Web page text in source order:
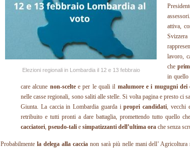
Elezioni regionali in Lombardia il 12 e 13 febbraio
attiva,
lavoro,
che
in quello
care alcune non-sceltee per le quali il malumore e i mugugni dei
nelle casse regionali, sono saliti alle stelle. Si volta pagina e presto ci
Giunta. La caccia in Lombardia guarda ipropri candidati, vecchi
retribuito e tutti pronti a dare battaglia, promettendo tutto quello
cacciatori, pseudo-tali e simpatizzanti dell’ultima ora che senza
Probabilmente la delega alla caccianon sarà più nelle mani dell’